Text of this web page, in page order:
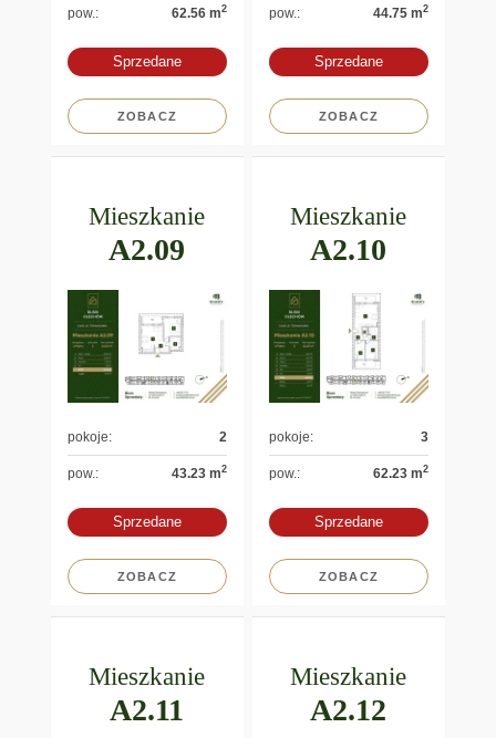
pow.: 62.56 m2
Sprzedane
ZOBACZ
pow.: 44.75 m2
Sprzedane
ZOBACZ
Mieszkanie
A2.09
pokoje: 2
pow.: 43.23 m2
Sprzedane
ZOBACZ
Mieszkanie
A2.10
pokoje: 3
pow.: 62.23 m2
Sprzedane
ZOBACZ
Mieszkanie
A2.11
Mieszkanie
A2.12